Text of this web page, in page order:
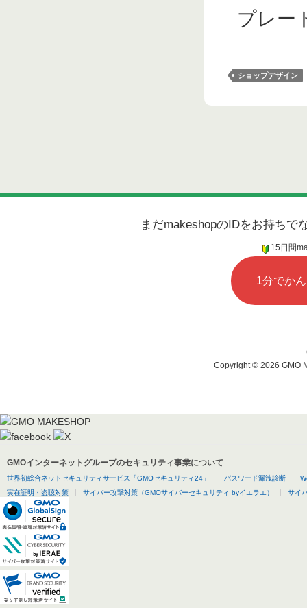
プレー
ショップデザイン
まだmakeshopのIDをお持ちで
15日間
1分でか
Copyright © 2026 GMO
GMOインターネットグループのセキュリティ事業について
世界初総合ネットセキュリティサービス「GMOセキュリティ24」 パスワード漏洩診断
実在証明・盗聴対策
サイバー攻撃対策（GMOサイバーセキュリティ byイエラエ） サイ